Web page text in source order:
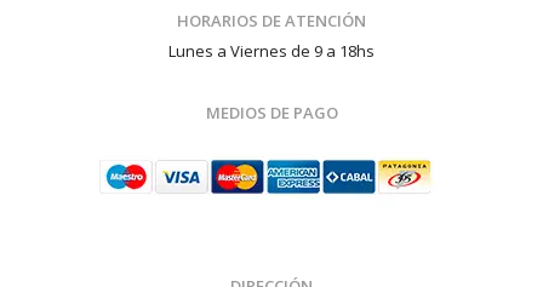
HORARIOS DE ATENCIÓN
Lunes a Viernes de 9 a 18hs
MEDIOS DE PAGO